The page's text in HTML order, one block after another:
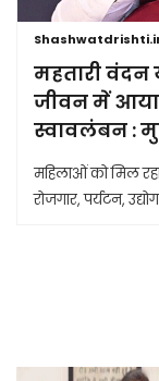
महतारी
जीवन में आया
स्वावलंबन :
महिलाओं को मिल
रोजगार, पर्यटन,